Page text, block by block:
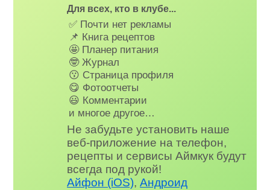
Для всех, кто в клубе...
✅ Почти нет рекламы
📌 Книга рецептов
🤩 Планер питания
🤓 Журнал
😗 Страница профиля
😋 Фотоотчеты
😃 Комментарии
и многое другое…
Не забудьте установить наше
веб-приложение на телефон,
рецепты и сервисы Аймкук будут
всегда под рукой!
Айфон (iOS),Андроид